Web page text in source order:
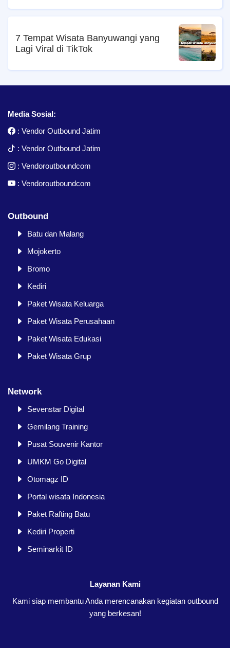
7 Tempat Wisata Banyuwangi yang
Lagi Viral di TikTok
Media Sosial:
: Vendor Outbound Jatim
: Vendor Outbound Jatim
: Vendoroutboundcom
: Vendoroutboundcom
Outbound
Batu dan Malang
Mojokerto
Bromo
Kediri
Paket Wisata Keluarga
Paket Wisata Perusahaan
Paket Wisata Edukasi
Paket Wisata Grup
Network
Sevenstar Digital
Gemilang Training
Pusat Souvenir Kantor
UMKM Go Digital
Otomagz ID
Portal wisata Indonesia
Paket Rafting Batu
Kediri Properti
Seminarkit ID
Layanan Kami
Kami siap membantu Anda merencanakan kegiatan outbound
yang berkesan!